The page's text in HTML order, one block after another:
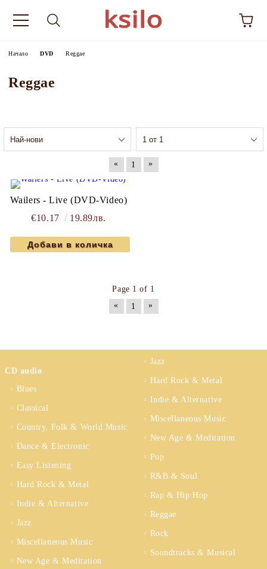
Начало DVD Reggae
Reggae
« 1 »
Wailers - Live (DVD-Video)
€10.17
19.89лв.
Page 1 of 1
«
1 »
CD audio
Blues
Classical
Country, Folk & World Music
Dance & Electronic
Easy Listening
Hard Rock & Metal
Indie & Alternative
Jazz
Miscellaneous Music
New Age & Meditation
Jazz
Hard Rock & Metal
Indie & Alternative
Miscellaneous Music
New Age & Meditation
Pop
R&B & Soul
Rap & Hip Hop
Reggae
Rock
Soundtracks & Musical